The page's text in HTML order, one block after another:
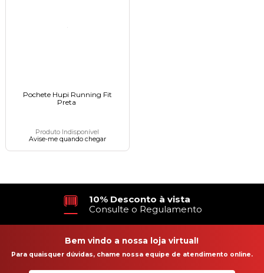
Pochete Hupi Running Fit
Preta ㅤㅤㅤㅤㅤㅤㅤㅤㅤㅤㅤㅤㅤㅤㅤㅤㅤㅤㅤㅤㅤㅤㅤㅤ
Produto Indisponível
Avise-me quando chegar
10% Desconto à vista
Consulte o Regulamento
Bem vindo a nossa loja virtual!
Para quaisquer dúvidas, chame nossa equipe de atendimento online.